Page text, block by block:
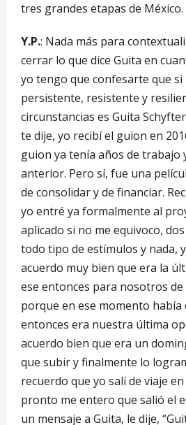
tres grandes etapas de México.
Y.P.: Nada más para
cerrar lo que dice Guita en
yo tengo que confesarte que
persistente, resistente y
circunstancias es Guita
te dije, yo recibí el guion en
guion ya tenía años de trabajo
anterior. Pero sí, fue una
de consolidar y de financiar.
yo entré ya formalmente al
aplicado si no me equivoco,
todo tipo de estímulos y nada,
acuerdo muy bien que era la
ese entonces para nosotros de
porque en ese momento había
entonces era nuestra última
acuerdo bien que era un
que subir y finalmente lo
recuerdo que yo salí de viaje
pronto me entero que salió el
un mensaje a Guita, le dije,